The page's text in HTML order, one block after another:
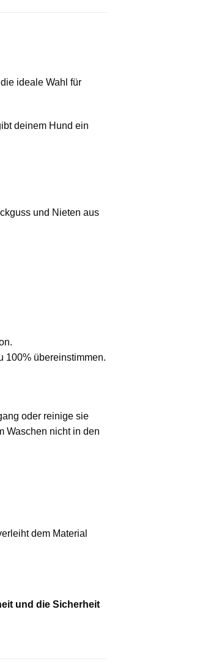
ideale Wahl für
deinem Hund ein
und Nieten aus
100% übereinstimmen.
oder reinige sie
Waschen nicht in den
dem Material
und die Sicherheit